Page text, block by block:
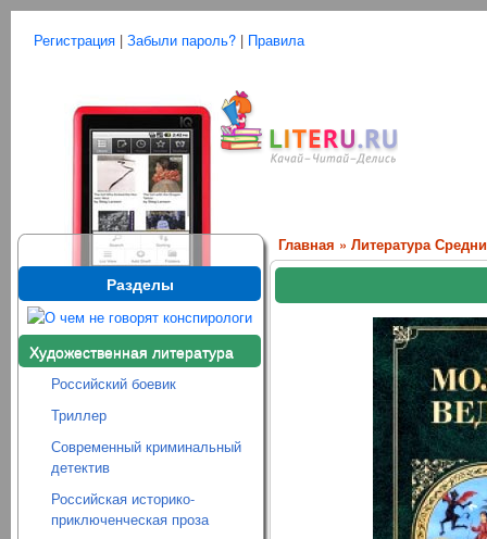
Регистрация | Забыли пароль? | Правила
Разделы
Художественная литература
Российский боевик
Триллер
Современный криминальный
детектив
Российская историко-
приключенческая проза
Главная » Литература